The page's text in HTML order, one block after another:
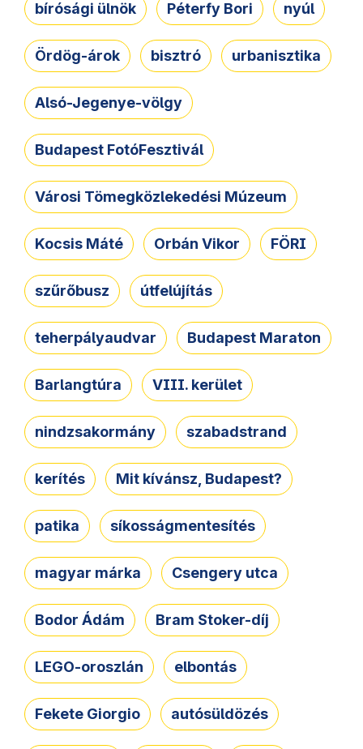
bírósági ülnök Péterfy Bori nyúl
Ördög-árok bisztró urbanisztika
Alsó-Jegenye-völgy
Budapest FotóFesztivál
Városi Tömegközlekedési Múzeum
Kocsis Máté Orbán Vikor FÖRI
szűrőbusz útfelújítás
teherpályaudvar Budapest Maraton
Barlangtúra VIII. kerület
nindzsakormány szabadstrand
kerítés Mit kívánsz, Budapest?
patika síkosságmentesítés
magyar márka Csengery utca
Bodor Ádám Bram Stoker-díj
LEGO-oroszlán elbontás
Fekete Giorgio autósüldözés